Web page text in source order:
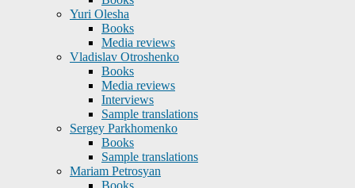
Yuri Olesha
Books
Media reviews
Vladislav Otroshenko
Books
Media reviews
Interviews
Sample translations
Sergey Parkhomenko
Books
Sample translations
Mariam Petrosyan
Books